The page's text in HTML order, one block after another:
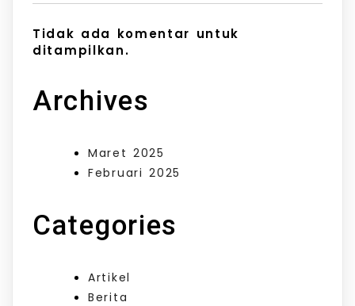
Tidak ada komentar untuk
ditampilkan.
Archives
Maret 2025
Februari 2025
Categories
Artikel
Berita